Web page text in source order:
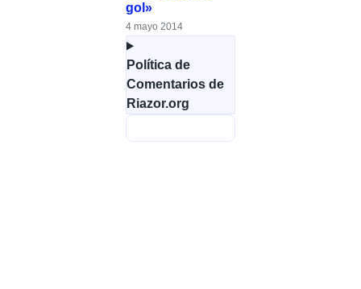
gol»
4 mayo 2014
Política de
Comentarios de
Riazor.org